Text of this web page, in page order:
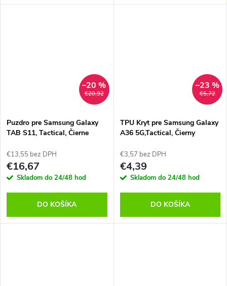
€20,92
–20 %
Puzdro pre Samsung Galaxy
TAB S11, Tactical, Čierne
€13,55 bez DPH
€16,67
Skladom do 24/48 hod
DO KOŠÍKA
€5,72
–23 %
TPU Kryt pre Samsung Galaxy
A36 5G,Tactical, Čierny
€3,57 bez DPH
€4,39
Skladom do 24/48 hod
DO KOŠÍKA